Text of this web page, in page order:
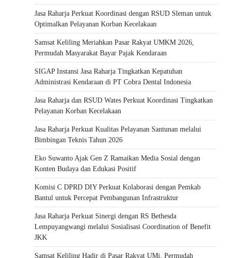
Jasa Raharja Perkuat Koordinasi dengan RSUD Sleman untuk
Optimalkan Pelayanan Korban Kecelakaan
Samsat Keliling Meriahkan Pasar Rakyat UMKM 2026,
Permudah Masyarakat Bayar Pajak Kendaraan
SIGAP Instansi Jasa Raharja Tingkatkan Kepatuhan
Administrasi Kendaraan di PT Cobra Dental Indonesia
Jasa Raharja dan RSUD Wates Perkuat Koordinasi Tingkatkan
Pelayanan Korban Kecelakaan
Jasa Raharja Perkuat Kualitas Pelayanan Santunan melalui
Bimbingan Teknis Tahun 2026
Eko Suwanto Ajak Gen Z Ramaikan Media Sosial dengan
Konten Budaya dan Edukasi Positif
Komisi C DPRD DIY Perkuat Kolaborasi dengan Pemkab
Bantul untuk Percepat Pembangunan Infrastruktur
Jasa Raharja Perkuat Sinergi dengan RS Bethesda
Lempuyangwangi melalui Sosialisasi Coordination of Benefit
JKK
Samsat Keliling Hadir di Pasar Rakyat UMi, Permudah